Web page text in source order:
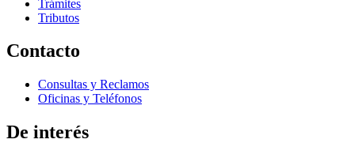
Trámites
Tributos
Contacto
Consultas y Reclamos
Oficinas y Teléfonos
De interés